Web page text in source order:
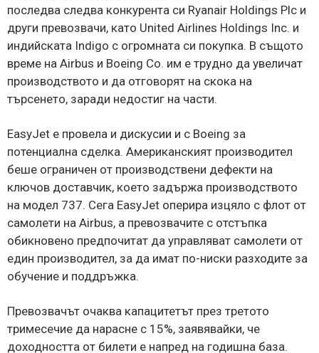
последва следва конкурента си Ryanair Holdings Plc и
други превозвачи, като United Airlines Holdings Inc. и
индийската Indigo с огромната си покупка. В същото
време на Airbus и Boeing Co. им е трудно да увеличат
производството и да отговорят на скока на
търсенето, заради недостиг на части.
EasyJet е провелa и дискусии и с Boeing за
потенциална сделка. Американският производител
беше ограничен от производствени дефекти на
ключов доставчик, което задържа производството
на модел 737. Сега EasyJet оперира изцяло с флот от
самолети на Airbus, а превозвачите с отстъпка
обикновено предпочитат да управляват самолети от
един производител, за да имат по-ниски разходите за
обучение и поддръжка.
Превозвачът очаква капацитетът през третото
тримесечие да нарасне с 15%, заявявайки, че
доходността от билети е напред на годишна база.